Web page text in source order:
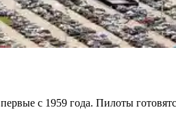
с 1959 года. Пилоты